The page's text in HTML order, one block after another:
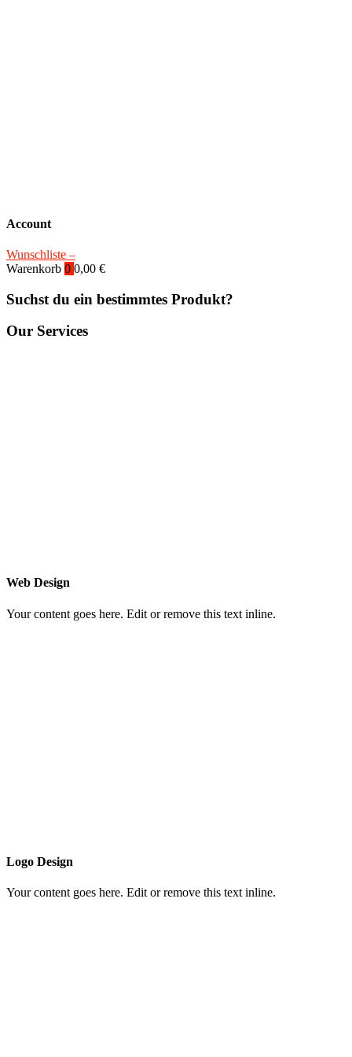
Account
Wunschliste –
Warenkorb 0 0,00 €
Suchst du ein bestimmtes Produkt?
Our Services
Web Design
Your content goes here. Edit or remove this text inline.
Logo Design
Your content goes here. Edit or remove this text inline.